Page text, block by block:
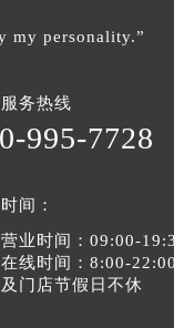
my personality.”
务热线
995-7728
间：
业时间：09:00-
线时间：8:00-22:00
门店节假日不休